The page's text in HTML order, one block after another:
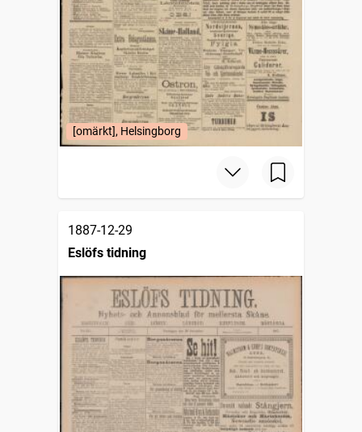
[omärkt], Helsingborg
1887-12-29
Eslöfs tidning